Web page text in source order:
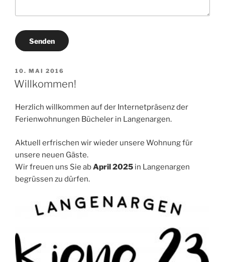
Senden
VERÖFFENTLICHT
AM
10. MAI 2016
Willkommen!
Herzlich willkommen auf der Internetpräsenz der
Ferienwohnungen Bücheler in Langenargen.
Aktuell erfrischen wir wieder unsere Wohnung für
unsere neuen Gäste.
Wir freuen uns Sie abApril 2025 in Langenargen
begrüssen zu dürfen.